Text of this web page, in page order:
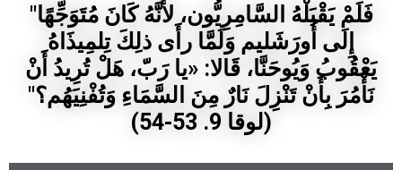
"فَلَمْ يَقْبَلْهُ السَّامِرِيُّون، لأَنَّهُ كَانَ مُتَوَجِّهًا
إِلَى أُورَشَليم وَلَمَّا رأَى ذلِكَ تِلمِيذَاهُ
يَعْقُوبُ وَيُوحَنَّا، قَالا: «يا رَبّ، هَلْ تُرِيدُ أَنْ
نَأْمُرَ بِأَنْ تَنْزِلَ نَارٌ مِنَ السَّمَاءِ وَتُفْنِيَهُم؟"
(لوقا 9. 53-54)